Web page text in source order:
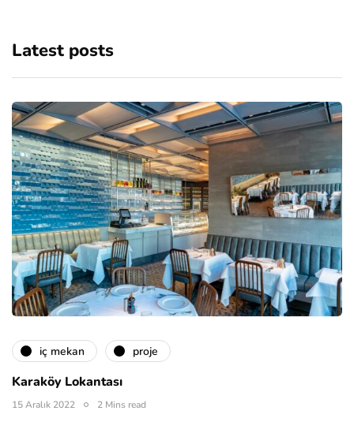
Latest posts
i̇ç mekan proje
Karaköy Lokantası
15 Aralık 2022 2 Mins read